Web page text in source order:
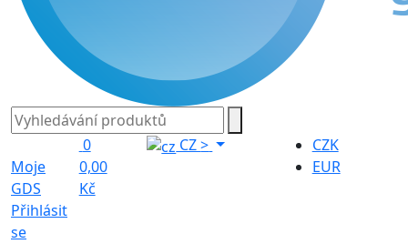
Moje
GDS
Přihlásit
se
0
0,00
Kč
CZ>
CZK
EUR